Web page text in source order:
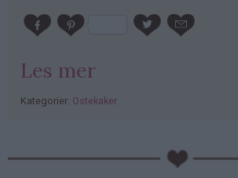
Les mer
Kategorier: Ostekaker